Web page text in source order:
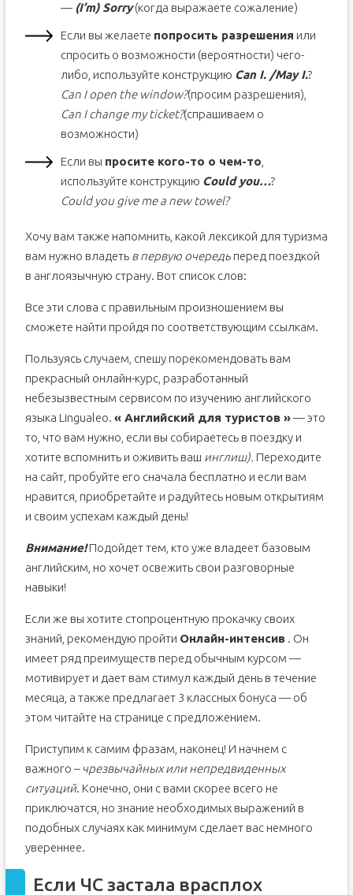
— (I’m) Sorry(когда выражаете сожаление)
Если вы желаете попросить разрешения или
спросить о возможности (вероятности) чего-
либо, используйте конструкцию Can I. /May I.?
Can I open the window?(просим разрешения),
Can I change my ticket?(спрашиваем о
возможности)
Если вы просите кого-то о чем-то
используйте конструкцию Could you…?
Could you give me a new towel?
Хочу вам также напомнить, какой лексикой для туризма
вам нужно владеть в первую очередьперед поездкой
в англоязычную страну. Вот список слов:
Все эти слова с правильным произношением вы
сможете найти пройдя по соответствующим ссылкам.
Пользуясь случаем, спешу порекомендовать вам
прекрасный онлайн-курс, разработанный
небезызвестным сервисом по изучению английского
языка Lingualeo. « Английский для туристов »— это
то, что вам нужно, если вы собираетесь в поездку и
хотите вспомнить и оживить ваш инглиш). Переходите
на сайт, пробуйте его сначала бесплатно и если вам
нравится, приобретайте и радуйтесь новым открытиям
и своим успехам каждый день!
Внимание! Подойдет тем, кто уже владеет базовым
английским, но хочет освежить свои разговорные
навыки!
Если же вы хотите стопроцентную прокачку своих
знаний, рекомендую пройти Онлайн-интенсив. Он
имеет ряд преимуществ перед обычным курсом —
мотивирует и дает вам стимул каждый день в течение
месяца, а также предлагает 3 классных бонуса — об
этом читайте на странице с предложением.
Приступим к самим фразам, наконец! И начнем с
важного – чрезвычайных или непредвиденных
ситуаций. Конечно, они с вами скорее всего не
приключатся, но знание необходимых выражений в
подобных случаях как минимум сделает вас немного
увереннее.
Если ЧС застала врасплох